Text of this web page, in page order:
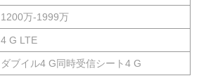
1200万-1999万
4 G LTE
ダブイル4 G同時受信シート4 G